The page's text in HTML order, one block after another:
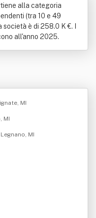
alla categoria
(tra 10 e 49
è di 258.0 K €. I
all'anno 2025.
MI
MI
Legnano, MI